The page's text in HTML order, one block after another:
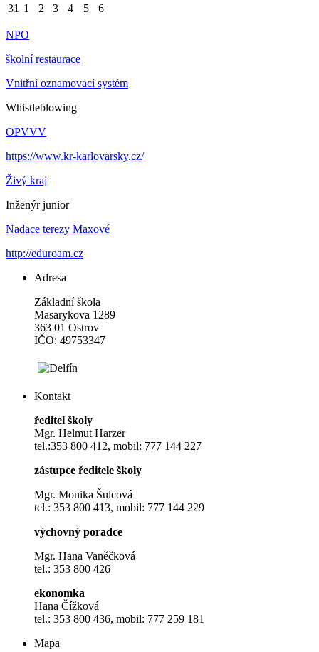
31 1 2 3 4 5 6
NPO
školní restaurace
Vnitřní oznamovací systém
Whistleblowing
OPVVV
https://www.kr-karlovarsky.cz/
Živý kraj
Inženýr junior
Nadace terezy Maxové
http://eduroam.cz
Adresa
Základní škola
Masarykova 1289
363 01 Ostrov
IČO: 49753347
Kontakt
ředitel školy
Mgr. Helmut Harzer
tel.:353 800 412, mobil: 777 144 227
zástupce ředitele školy
Mgr. Monika Šulcová
tel.: 353 800 413, mobil: 777 144 229
výchovný poradce
Mgr. Hana Vaněčková
tel.: 353 800 426
ekonomka
Hana Čížková
tel.: 353 800 436, mobil: 777 259 181
Mapa